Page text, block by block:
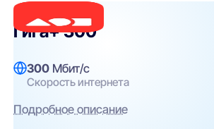
Дом.ру
Гига+ 300
300 Мбит/с
Скорость интернета
Подробное описание